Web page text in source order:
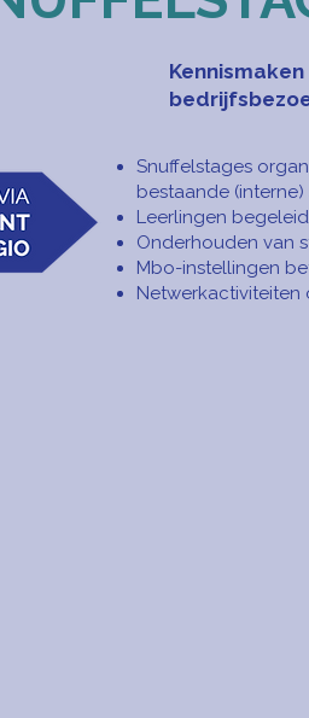
Snuffelstages
bestaande
Leerlingen
Onderhouden van
Mbo-instellingen
Netwerkactiviteiten